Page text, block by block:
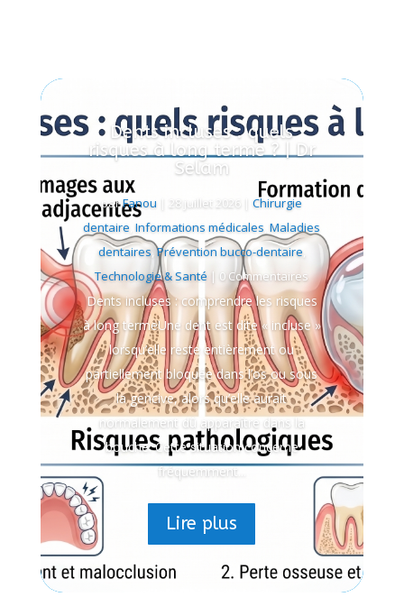
Dents incluses : quels
risques à long terme ? | Dr
Selam
parFanou 28 juillet 2026 |Chirurgie
dentaire ,Informations médicales ,Maladies
dentaires,Prévention bucco-dentaire
Technologie & Santé | 0 Commentaires
Dents incluses : comprendre les risques
à long termeUne dent est dite « incluse »
lorsqu’elle reste entièrement ou
partiellement bloquée dans l’os ou sous
la gencive, alors qu’elle aurait
normalement dû apparaître dans la
bouche. Cette situation concerne
fréquemment...
Lire plus